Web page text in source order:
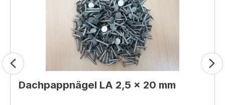
Dachpappnägel LA 2,5 x 20 mm